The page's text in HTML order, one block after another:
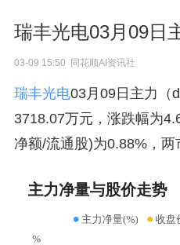
瑞丰光电03月09日
03-09 15:50 同花顺AI资讯社
瑞丰光电03月09日主力（
3718.07万元，涨跌幅为
净额/流通股)为0.88%，两